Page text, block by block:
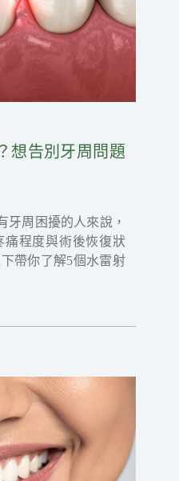
想告別牙周問題
牙周困擾的人來說，
痛程度與術後恢復狀
帶你了解5個水雷射